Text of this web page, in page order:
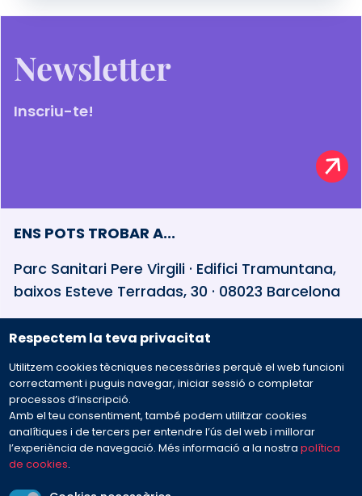
Respectem la teva privacitat
Utilitzem cookies tècniques necessàries perquè el web funcioni
correctament i puguis navegar, iniciar sessió o completar
processos d’inscripció.
Amb el teu consentiment, també podem utilitzar cookies
analítiques i de tercers per entendre l’ús del web i millorar
l’experiència de navegació. Més informació a la nostrapolítica
de cookies.
Newsletter
Inscriu-te!
ENS POTS TROBAR A...
Parc Sanitari Pere Virgili · Edifici Tramuntana,
baixos Esteve Terradas, 30 · 08023 Barcelona
932 594 381
Preguntes freqüents
Envia'ns el teu missatge